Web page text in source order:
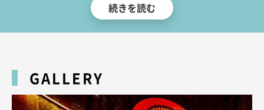
改装したての絢爛豪華な店内に相応しい、百花繚乱咲き乱れるは
厳選採用した文句なしの大和撫子のキャスト達。
徹底教育のもの「華灯」に相応しい、ホスピタリティーとサービスで
華灯ではないと体験できない、異彩極まるハイクオリティ空間で
どうぞごゆるりと至高の時間をお過ごしください。
続きを読む
GALLERY